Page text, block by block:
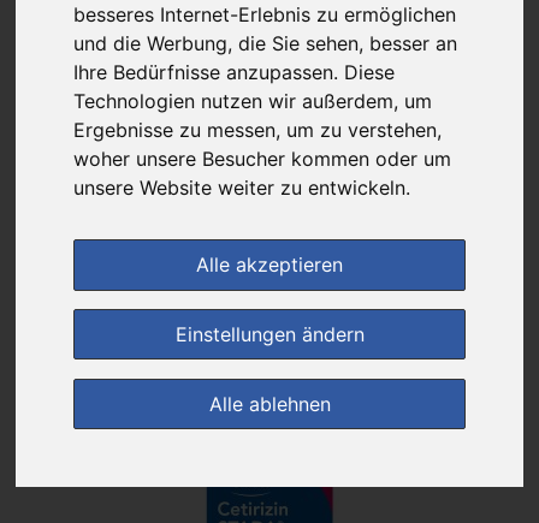
besseres Internet-Erlebnis zu ermöglichen
und die Werbung, die Sie sehen, besser an
Ihre Bedürfnisse anzupassen. Diese
Technologien nutzen wir außerdem, um
Ergebnisse zu messen, um zu verstehen,
woher unsere Besucher kommen oder um
unsere Website weiter zu entwickeln.
Alle akzeptieren
Einstellungen ändern
Alle ablehnen
Ersparnis: 74% oder 12,36 €
Preis pro 1 ML / 0,03 €
Daten vom 09.08.2026 17:28 Uhr
(0) Jetzt bewerten!
im Shop bestellen
zur Einkaufsliste